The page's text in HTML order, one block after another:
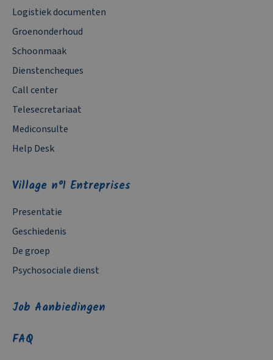
Logistiek documenten
Groenonderhoud
Schoonmaak
Dienstencheques
Call center
Telesecretariaat
Mediconsulte
Help Desk
Village n°1 Entreprises
Presentatie
Geschiedenis
De groep
Psychosociale dienst
Job Aanbiedingen
FAQ